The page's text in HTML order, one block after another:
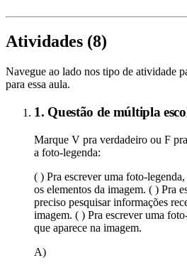
Atividades (8)
Navegue ao lado nos tipo de atividade
para essa aula.
1. Questão de múltipla
Marque V pra verdadeiro ou F
a foto-legenda:
( ) Pra escrever uma foto-
os elementos da imagem. ( ) Pra
preciso pesquisar informações
imagem. ( ) Pra escrever uma
que aparece na imagem.
A)